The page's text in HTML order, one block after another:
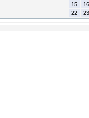
15
16
22
23